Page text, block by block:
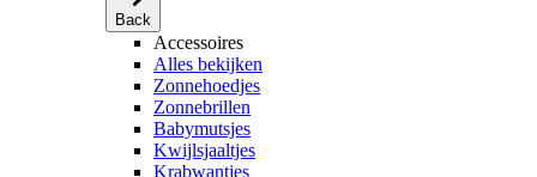
Back
Accessoires
Alles bekijken
Zonnehoedjes
Zonnebrillen
Babymutsjes
Kwijlsjaaltjes
Krabwantjes